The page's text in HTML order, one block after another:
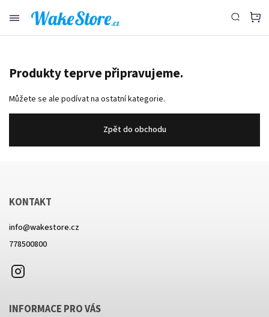
Produkty teprve připravujeme.
Můžete se ale podívat na ostatní kategorie.
Zpět do obchodu
KONTAKT
info@wakestore.cz
778500800
INFORMACE PRO VÁS
www.wakestore.cz - Chat